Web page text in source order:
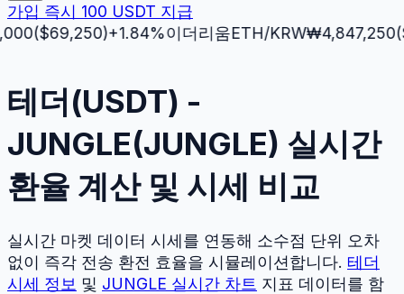
가입 즉시 100 USDT 지급
69,250)+1.84%이더리움ETH/KRW₩4,847,250($
테더(USDT) -
JUNGLE(JUNGLE) 실시간
환율 계산 및 시세 비교
실시간 마켓 데이터 시세를 연동해 소수점 단위 오차
없이 즉각 전송 환전 효율을 시뮬레이션합니다. 테더
시세 정보 및 JUNGLE 실시간 차트 지표 데이터를 함